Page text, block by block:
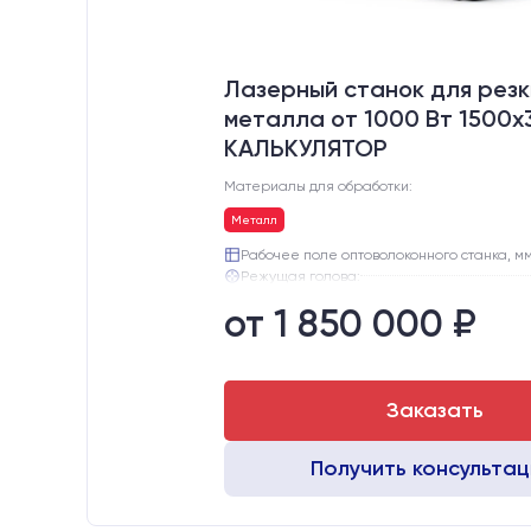
Лазерный станок для
металла от 1000 Вт
КАЛЬКУЛЯТОР
Материалы для обработки:
Металл
Рабочее поле оптоволоконного станка,
Режущая голова:
Направляющие оси Y:
Направляющие оси Х:
от 1 850 000 ₽
Заказать
Получить